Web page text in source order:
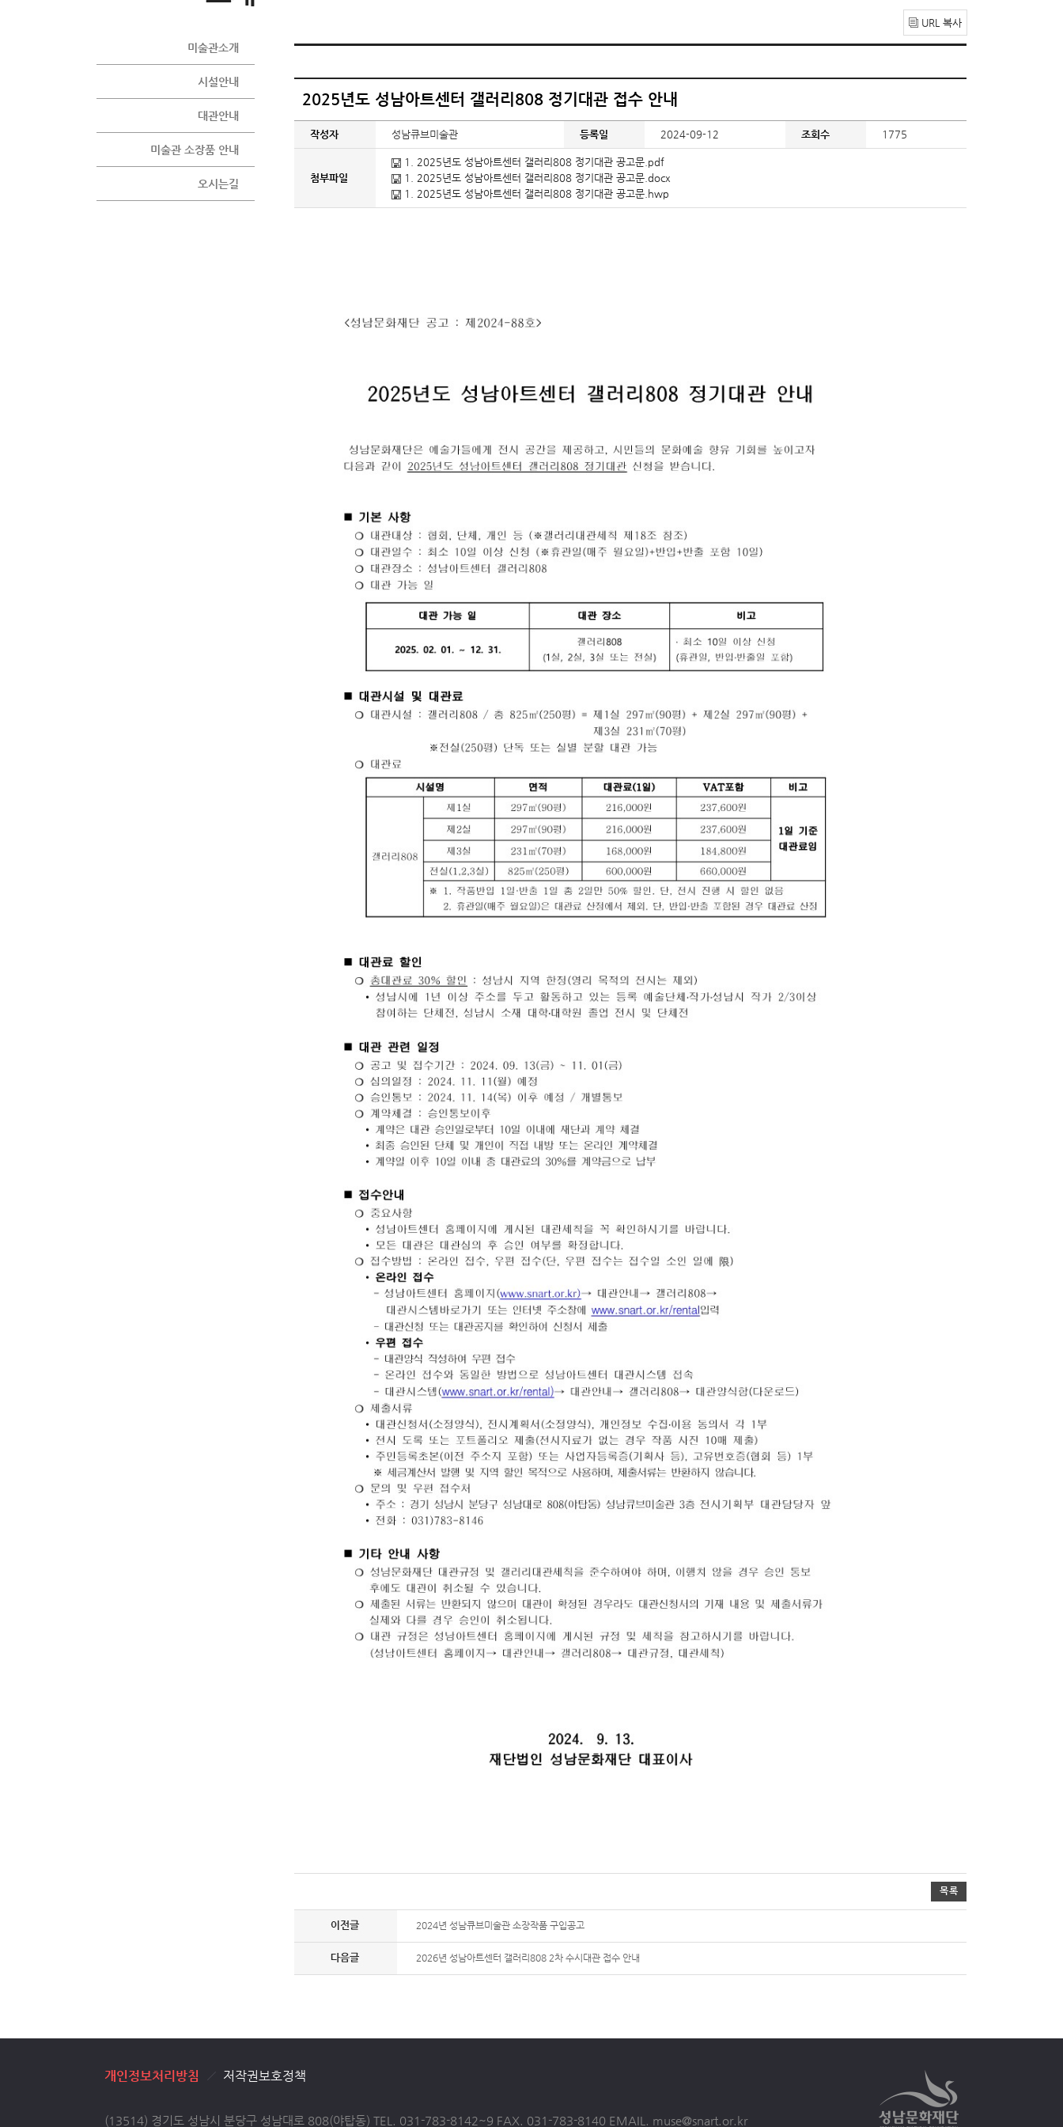
미술관소개
시설안내
대관안내
미술관 소장품 안내
오시는길
URL 복사
2025년도 성남아트센터 갤러리808 정기대관 접수 안내
작성자 성남큐브미술관 등록일 2024-09-12 조회수 1775
첨부파일
1. 2025년도 성남아트센터 갤러리808 정기대관 공고문.pdf
1. 2025년도 성남아트센터 갤러리808 정기대관 공고문.docx
1. 2025년도 성남아트센터 갤러리808 정기대관 공고문.hwp
목록
2024년 성남큐브미술관 소장작품 구입공고
2026년 성남아트센터 갤러리808 2차 수시대관 접수 안내
개인정보처리방침 저작권보호정책
(13514) 경기도 성남시 분당구 성남대로 808(야탑동) TEL. 031-783-8142~9 FAX. 031-783-8140 EMAIL. muse@snart.or.kr